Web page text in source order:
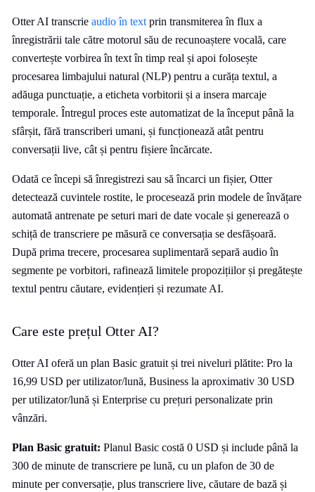
Otter AI transcrie audio în text prin transmiterea în flux a
înregistrării tale către motorul său de recunoaștere vocală, care
convertește vorbirea în text în timp real și apoi folosește
procesarea limbajului natural (NLP) pentru a curăța textul, a
adăuga punctuație, a eticheta vorbitorii și a insera marcaje
temporale. Întregul proces este automatizat de la început până la
sfârșit, fără transcriberi umani, și funcționează atât pentru
conversații live, cât și pentru fișiere încărcate.​
Odată ce începi să înregistrezi sau să încarci un fișier, Otter
detectează cuvintele rostite, le procesează prin modele de învățare
automată antrenate pe seturi mari de date vocale și generează o
schiță de transcriere pe măsură ce conversația se desfășoară.
După prima trecere, procesarea suplimentară separă audio în
segmente pe vorbitori, rafinează limitele propozițiilor și pregătește
textul pentru căutare, evidențieri și rezumate AI.
Care este prețul Otter AI?
Otter AI oferă un plan Basic gratuit și trei niveluri plătite: Pro la
16,99 USD per utilizator/lună, Business la aproximativ 30 USD
per utilizator/lună și Enterprise cu prețuri personalizate prin
vânzări.
Plan Basic gratuit: Planul Basic costă 0 USD și include până la
300 de minute de transcriere pe lună, cu un plafon de 30 de
minute per conversație, plus transcriere live, căutare de bază și